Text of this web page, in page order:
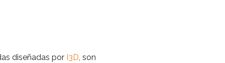
diseñadas por I3D, son